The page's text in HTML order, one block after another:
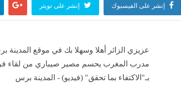
إنشر على الفيسبوك إنشر على تويتر
عزيزي الزائر أهلا وسهلا بك في موقع المدينة
مدرب المغرب يحسم مصير صيباري من لقاء
بـ"الاكتفاء بما تحقق" (فيديو) - المدينة برس